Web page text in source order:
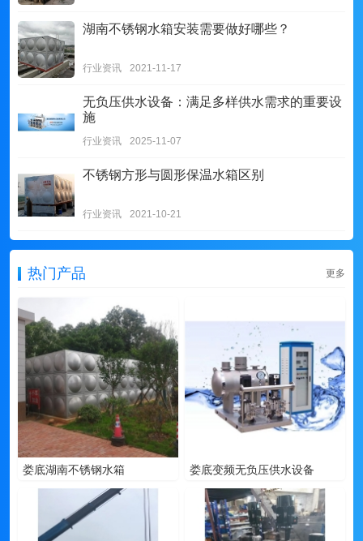
湖南不锈钢水箱安装需要做好哪些？
行业资讯 2021-11-17
无负压供水设备：满足多样供水需求的重要设
施
行业资讯 2025-11-07
不锈钢方形与圆形保温水箱区别
行业资讯 2021-10-21
热门产品 更多
娄底湖南不锈钢水箱 娄底变频无负压供水设备